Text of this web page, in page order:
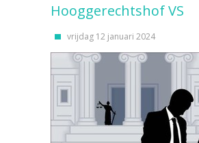
Hooggerechtshof VS
vrijdag 12 januari 2024